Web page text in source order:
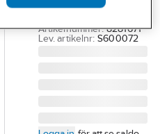
Artikelnummer: 8281671
Lev. artikelnr: S600072